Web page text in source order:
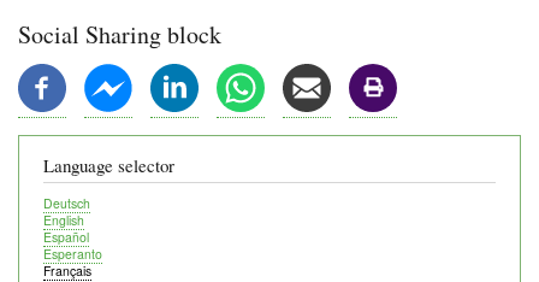
d'Ariane
Social Sharing block
Language selector
Deutsch
English
Español
Esperanto
Français